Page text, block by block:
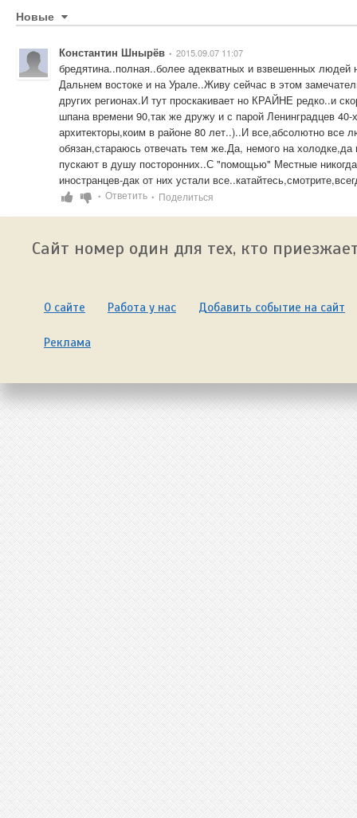
Новые
Константин Шнырёв • 2015.09.07 11:07
бредятина..полная..более адекватных и взвешенных
Дальнем востоке и на Урале..Живу сейчас в этом
других регионах.И тут проскакивает но КРАЙНЕ редко..и
шпана времени 90,так же дружу и с парой Ленинградцев
архитекторы,коим в районе 80 лет..)..И все,абсолютно
обязан,стараюсь отвечать тем же.Да, немого на холодке,да
пускают в душу посторонних..С "помощью" Местные
иностранцев-дак от них устали
• Ответить • Поделиться
Сайт номер один для тех, кто
О сайте Работа у нас Добавить событие на сайт
Реклама